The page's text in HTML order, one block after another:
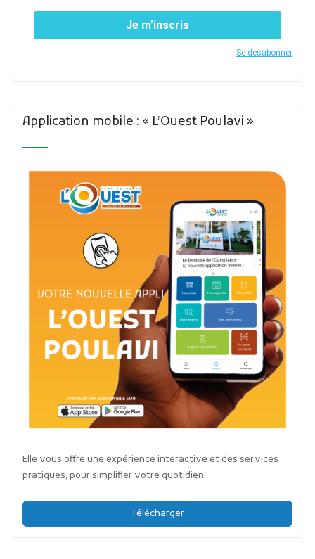
Je m’inscris
Se désabonner
Application mobile : « L’Ouest Poulavi »
Elle vous offre une expérience interactive et des services
pratiques, pour simplifier votre quotidien.
Télécharger